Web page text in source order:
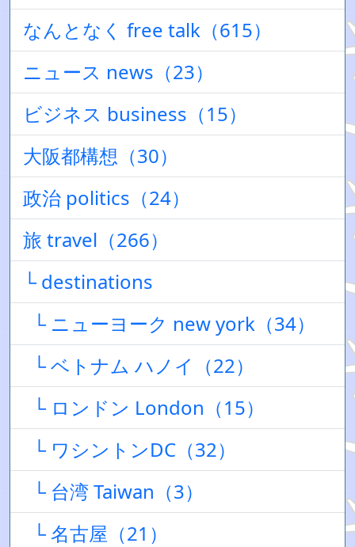
なんとなく free talk（615）
ニュース news（23）
ビジネス business（15）
大阪都構想（30）
政治 politics（24）
旅 travel（266）
└ destinations
└ ニューヨーク new york（34）
└ ベトナム ハノイ（22）
└ ロンドン London（15）
└ ワシントンDC（32）
└ 台湾 Taiwan（3）
└ 名古屋（21）